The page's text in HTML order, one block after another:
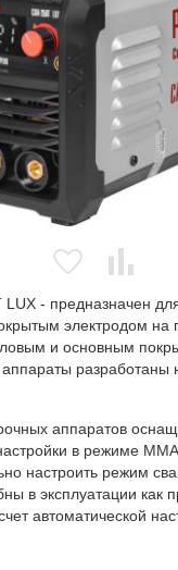
- предназначен
электродом на
и основным
разработаны
аппаратов
в режиме
настроить режим
в эксплуатации как
автоматической